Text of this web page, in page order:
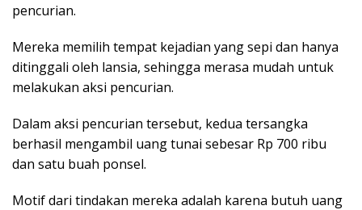
pencurian.
Mereka memilih tempat kejadian yang sepi dan hanya
ditinggali oleh lansia, sehingga merasa mudah untuk
melakukan aksi pencurian.
Dalam aksi pencurian tersebut, kedua tersangka
berhasil mengambil uang tunai sebesar Rp 700 ribu
dan satu buah ponsel.
Motif dari tindakan mereka adalah karena butuh uang